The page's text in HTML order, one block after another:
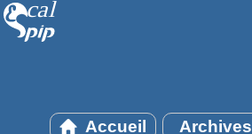
Accueil Archives